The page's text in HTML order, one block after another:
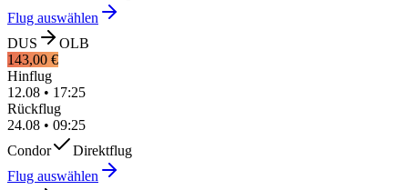
Flug auswählen
DUS
OLB
143,00 €
Hinflug
12.08 • 17:25
Rückflug
24.08 • 09:25
Condor
Direktflug
Flug auswählen